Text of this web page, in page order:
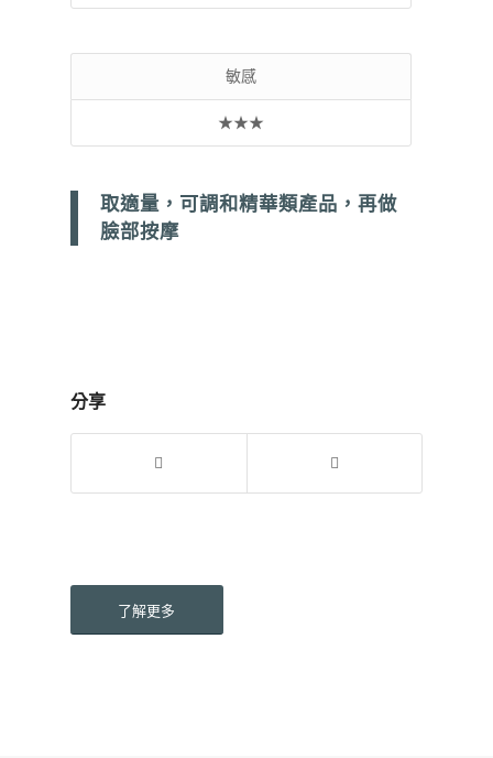
敏感
★★★
取適量，可調和精華類產品，再做
臉部按摩
分享
了解更多